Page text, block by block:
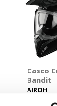
Casco
Bandit
AIROH